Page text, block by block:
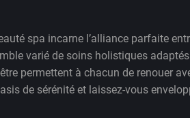
spa incarne l’alliance parfaite
varié de soins holistiques
permettent à chacun de renouer
de sérénité et laissez-vous